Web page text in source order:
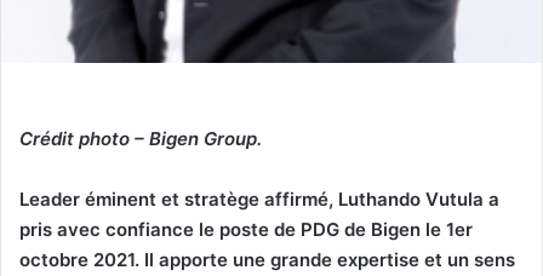
Crédit photo – Bigen Group.
Leader éminent et stratège affirmé, Luthando Vutula a
pris avec confiance le poste de PDG de Bigen le 1er
octobre 2021. Il apporte une grande expertise et un sens